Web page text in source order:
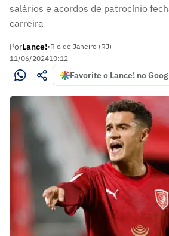
salários e acordos de patrocínio
carreira
PorLance!•Rio de Janeiro (RJ)
11/06/202410:12
Favorite o Lance! no